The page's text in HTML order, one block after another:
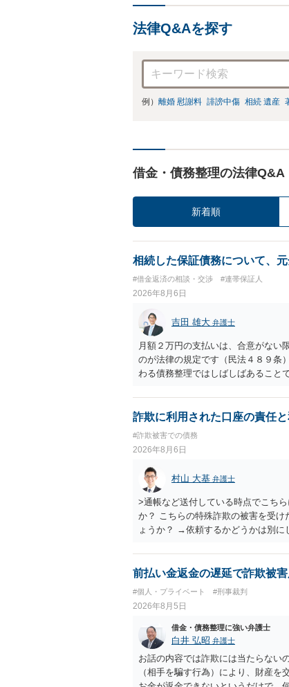
法律Q&Aを探す
例） 離婚 慰謝料 誹謗中傷 相続 遺産
借金・債務整理の法律Q&A
新着順
相続した保証債務について、
#借金返済の相談・交渉 #連帯保証人
2026年8月6日
吉田 雄大 弁護士
月額２万円の支払いは、合意がない
のが法律の規定です（民法４８９条
わる債務整理ではしばしばあること
詐欺に利用された口座の責任
#詐欺被害での債務
2026年8月6日
村山 大基 弁護士
>通帳など送付している時点でこち
か？ こちらの特殊詐欺の被害を受
ょうか？ →依頼するかどうかは別
とは可能でしょうか？ →一般的には
払わないで和解したいと言われた
だ、弁護士費用かけるならその分賠
前払い金返金の遅延で詐欺被
#個人・プライベート #刑事裁判
2026年8月5日
借金・債務整理に強い弁護士
白井 弘昭 弁護士
お話の内容では詐欺には当たらない
（相手を騙す行為）により、財産を